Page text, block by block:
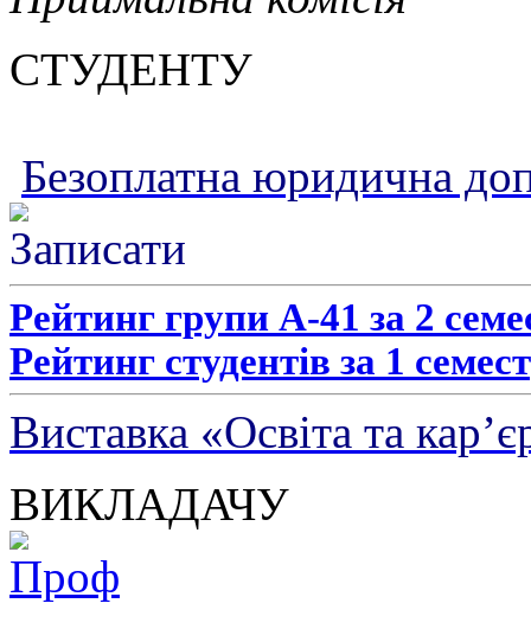
СТУДЕНТУ
Безоплатна юридична
Рейтинг групи А-41 за 2
Рейтинг студентів за 1
Виставка «Освіта та
ВИКЛАДАЧУ